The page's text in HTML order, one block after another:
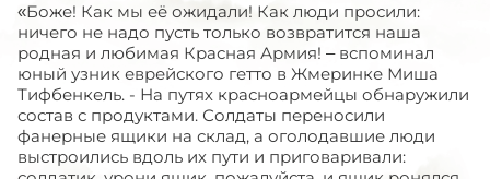
«Боже! Как мы её ожидали! Как люди просили:
ничего не надо пусть только возвратится наша
родная и любимая Красная Армия! – вспоминал
юный узник еврейского гетто в Жмеринке Миша
Тифбенкель. - На путях красноармейцы обнаружили
состав с продуктами. Солдаты переносили
фанерные ящики на склад, а оголодавшие люди
выстроились вдоль их пути и приговаривали: